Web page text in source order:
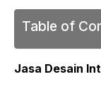
Table of
Jasa Desain